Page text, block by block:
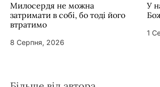
Милосердя не можна
затримати в собі, бо тоді його
втратимо
8 Серпня, 2026
У
1